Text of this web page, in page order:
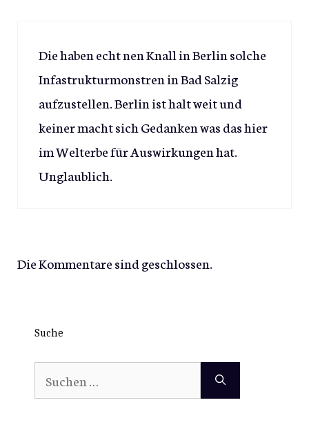
Die haben echt nen Knall in Berlin solche
Infastrukturmonstren in Bad Salzig
aufzustellen. Berlin ist halt weit und
keiner macht sich Gedanken was das hier
im Welterbe für Auswirkungen hat.
Unglaublich.
Die Kommentare sind geschlossen.
Suche
Suchen
nach: